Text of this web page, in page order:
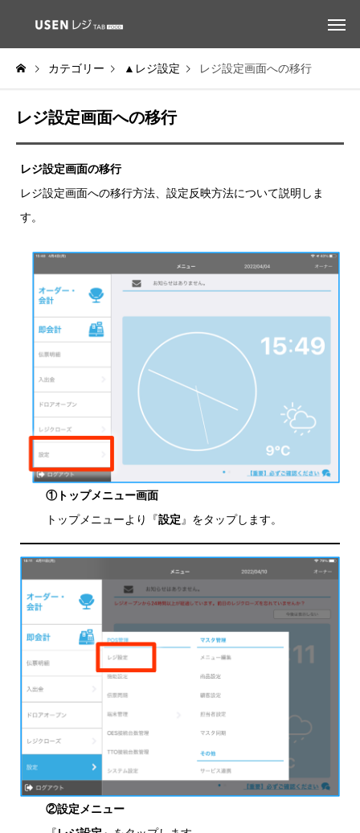
カテゴリー ▲レジ設定 レジ設定画面への移行
レジ設定画面への移行
レジ設定画面の移行
レジ設定画面への移行方法、設定反映方法について説明しま
す。
①トップメニュー画面
トップメニューより『設定 』をタップします。
②設定メニュー